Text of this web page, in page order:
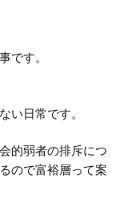
です。
い日常です。
的弱者の排斥につ
ので富裕層って案